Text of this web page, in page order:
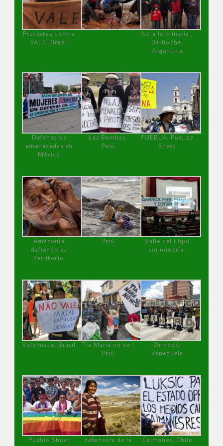
Protestas contra
VALE, Brasil
No a la minería ,
Bariloche,
Argentina
Defensoras
amenazadas en
México
Las Bambas,
Perú
PUEBLA, Pue, 27
Enero
Amazonía
defiende su
territorio
Perú
Valle del Elqui
sin minería.
Vale mata, Brasil
Tía María no va !
Perú
Orinoco,
Venezuela
Pueblo Shuar
defensora de la
Caimanes, Chile